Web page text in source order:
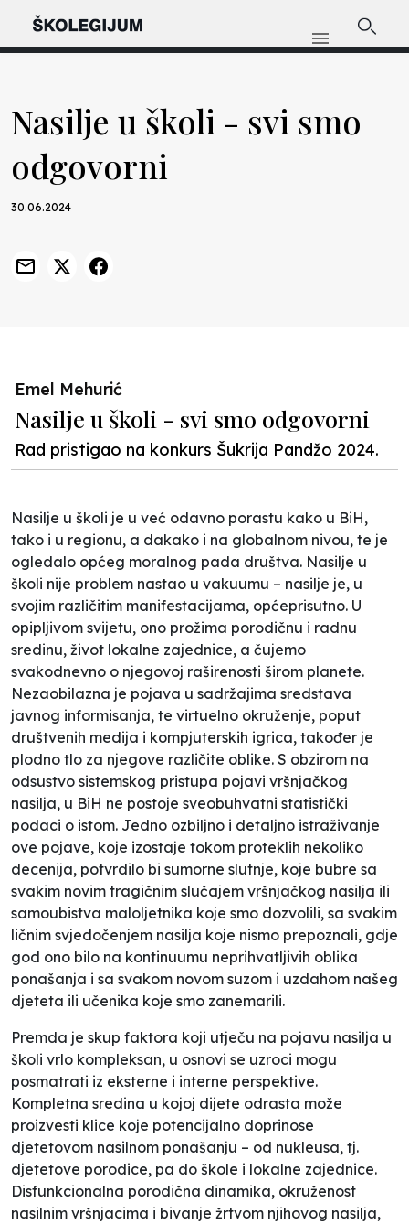
Nasilje u školi - svi smo
odgovorni
30.06.2024
Emel Mehurić
Nasilje u školi - svi smo odgovorni
Rad pristigao na konkurs Šukrija Pandžo 2024.
Nasilje u školi je u već odavno porastu kako u BiH,
tako i u regionu, a dakako i na globalnom nivou, te je
ogledalo općeg moralnog pada društva. Nasilje u
školi nije problem nastao u vakuumu – nasilje je, u
svojim različitim manifestacijama, općeprisutno. U
opipljivom svijetu, ono prožima porodičnu i radnu
sredinu, život lokalne zajednice, a čujemo
svakodnevno o njegovoj raširenosti širom planete.
Nezaobilazna je pojava u sadržajima sredstava
javnog informisanja, te virtuelno okruženje, poput
društvenih medija i kompjuterskih igrica, također je
plodno tlo za njegove različite oblike. S obzirom na
odsustvo sistemskog pristupa pojavi vršnjačkog
nasilja, u BiH ne postoje sveobuhvatni statistički
podaci o istom. Jedno ozbiljno i detaljno istraživanje
ove pojave, koje izostaje tokom proteklih nekoliko
decenija, potvrdilo bi sumorne slutnje, koje bubre sa
svakim novim tragičnim slučajem vršnjačkog nasilja ili
samoubistva maloljetnika koje smo dozvolili, sa svakim
ličnim svjedočenjem nasilja koje nismo prepoznali, gdje
god ono bilo na kontinuumu neprihvatljivih oblika
ponašanja i sa svakom novom suzom i uzdahom našeg
djeteta ili učenika koje smo zanemarili.
Premda je skup faktora koji utječu na pojavu nasilja u
školi vrlo kompleksan, u osnovi se uzroci mogu
posmatrati iz eksterne i interne perspektive.
Kompletna sredina u kojoj dijete odrasta može
proizvesti klice koje potencijalno doprinose
djetetovom nasilnom ponašanju – od nukleusa, tj.
djetetove porodice, pa do škole i lokalne zajednice.
Disfunkcionalna porodična dinamika, okruženost
nasilnim vršnjacima i bivanje žrtvom njihovog nasilja,